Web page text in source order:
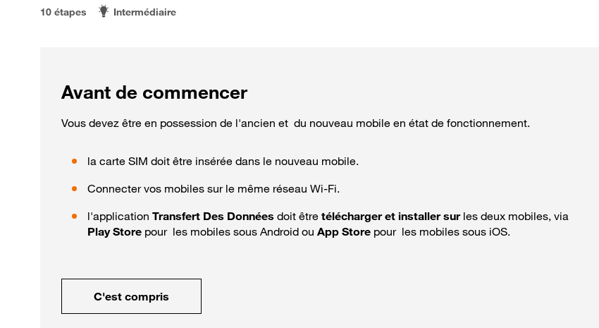
10 étapes Intermédiaire
Avant de commencer
Vous devez être en possession de l'ancien et du nouveau mobile en état de fonctionnement.
la carte SIM doit être insérée dans le nouveau mobile.
Connecter vos mobiles sur le même réseau Wi-Fi.
l'application Transfert Des Données doit être télécharger et installer sur les deux mobiles, via
Play Store pour les mobiles sous Android ou App Store pour les mobiles sous iOS.
C'est compris